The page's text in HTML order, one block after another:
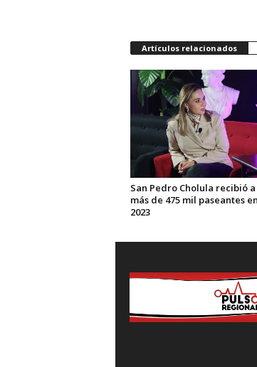
Artículos relacionados
San Pedro Cholula recibió a
más de 475 mil paseantes
2023